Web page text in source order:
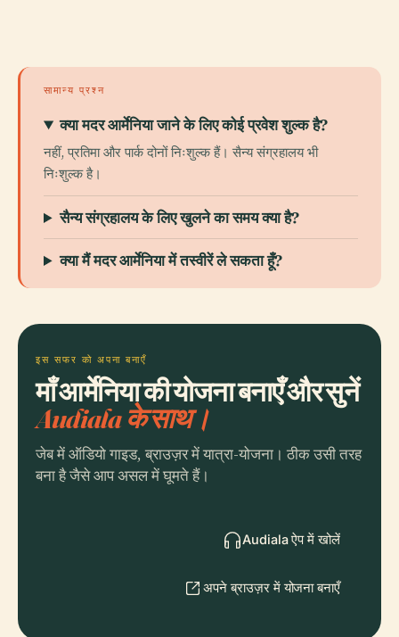
सामान्य प्रश्न
क्या मदर आर्मेनिया जाने के लिए कोई प्रवेश शुल्क है?
नहीं, प्रतिमा और पार्क दोनों निःशुल्क हैं। सैन्य संग्रहालय भी
निःशुल्क है।
सैन्य संग्रहालय के लिए खुलने का समय क्या है?
क्या मैं मदर आर्मेनिया में तस्वीरें ले सकता हूँ?
इस सफर को अपना बनाएँ
माँ आर्मेनिया की योजना बनाएँ और सुनें
Audiala के साथ।
जेब में ऑडियो गाइड, ब्राउज़र में यात्रा-योजना। ठीक उसी तरह
बना है जैसे आप असल में घूमते हैं।
Audiala ऐप में खोलें
अपने ब्राउज़र में योजना बनाएँ